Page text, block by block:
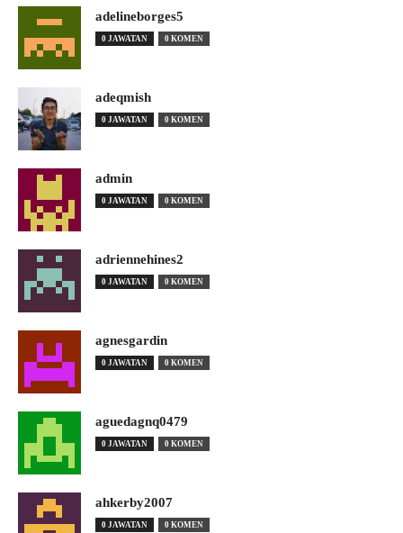
adelineborges5
0 JAWATAN 0 KOMEN
adeqmish
0 JAWATAN 0 KOMEN
admin
0 JAWATAN 0 KOMEN
adriennehines2
0 JAWATAN 0 KOMEN
agnesgardin
0 JAWATAN 0 KOMEN
aguedagnq0479
0 JAWATAN 0 KOMEN
ahkerby2007
0 JAWATAN 0 KOMEN